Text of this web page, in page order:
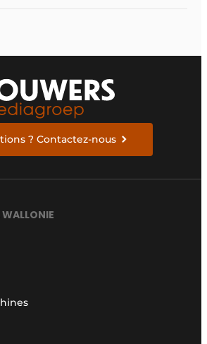
? Contactez-nous